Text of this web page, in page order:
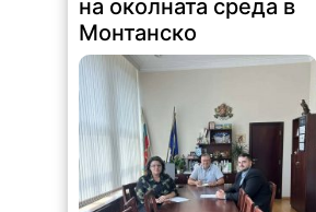
на околната среда в
Монтанско